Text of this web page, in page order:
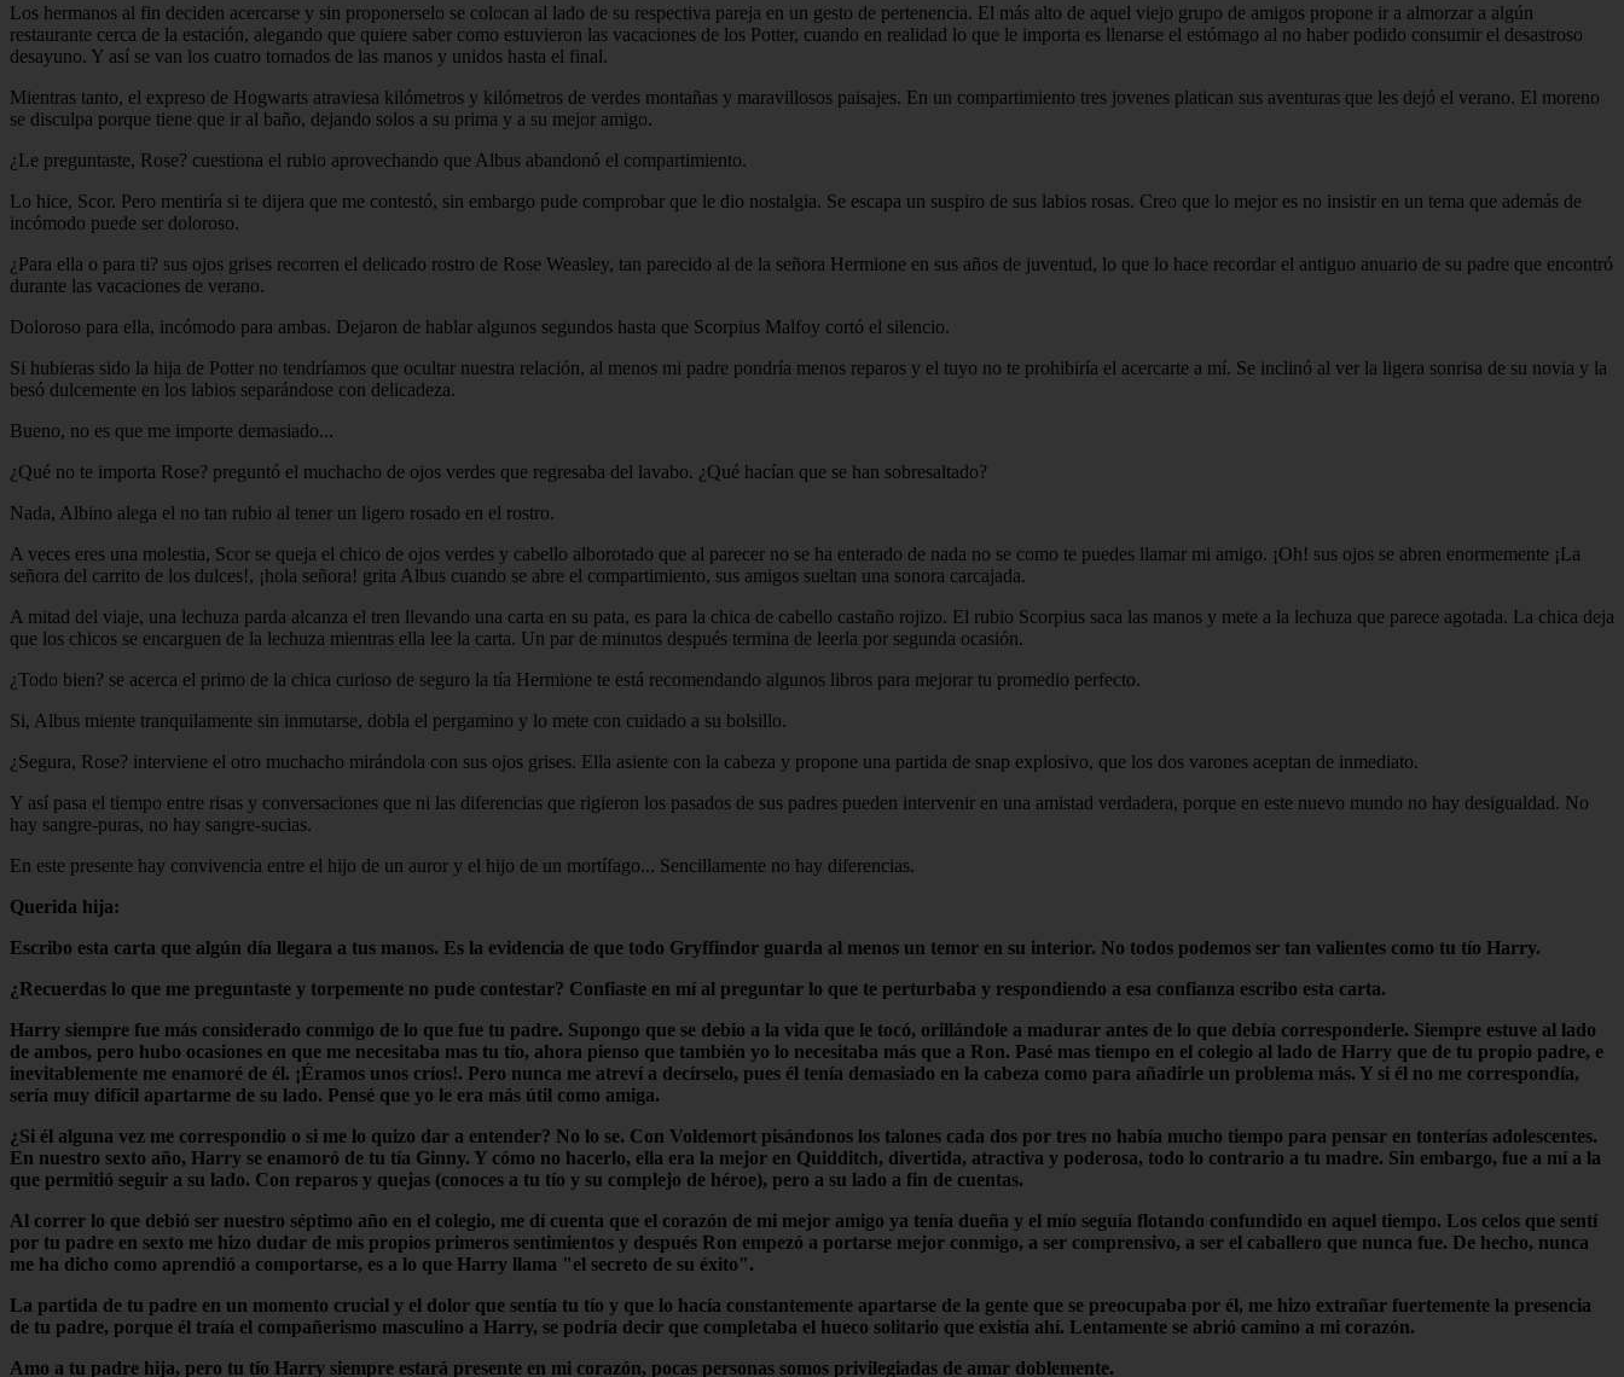
Los hermanos al fin deciden acercarse y sin proponerselo se colocan al lado de su respectiva pareja en un gesto de pertenencia. El más alto de aquel viejo grupo de amigos propone ir a almorzar a algún
restaurante cerca de la estación, alegando que quiere saber como estuvieron las vacaciones de los Potter, cuando en realidad lo que le importa es llenarse el estómago al no haber podido consumir el desastroso
desayuno. Y así se van los cuatro tomados de las manos y unidos hasta el final.
Mientras tanto, el expreso de Hogwarts atraviesa kilómetros y kilómetros de verdes montañas y maravillosos paisajes. En un compartimiento tres jovenes platican sus aventuras que les dejó el verano. El moreno
se disculpa porque tiene que ir al baño, dejando solos a su prima y a su mejor amigo.
¿Le preguntaste, Rose? cuestiona el rubio aprovechando que Albus abandonó el compartimiento.
Lo hice, Scor. Pero mentiría si te dijera que me contestó, sin embargo pude comprobar que le dio nostalgia. Se escapa un suspiro de sus labios rosas. Creo que lo mejor es no insistir en un tema que además de
incómodo puede ser doloroso.
¿Para ella o para ti? sus ojos grises recorren el delicado rostro de Rose Weasley, tan parecido al de la señora Hermione en sus años de juventud, lo que lo hace recordar el antiguo anuario de su padre que encontró
durante las vacaciones de verano.
Doloroso para ella, incómodo para ambas. Dejaron de hablar algunos segundos hasta que Scorpius Malfoy cortó el silencio.
Si hubieras sido la hija de Potter no tendríamos que ocultar nuestra relación, al menos mi padre pondría menos reparos y el tuyo no te prohibiría el acercarte a mí. Se inclinó al ver la ligera sonrisa de su novia y la
besó dulcemente en los labios separándose con delicadeza.
Bueno, no es que me importe demasiado...
¿Qué no te importa Rose? preguntó el muchacho de ojos verdes que regresaba del lavabo. ¿Qué hacían que se han sobresaltado?
Nada, Albino alega el no tan rubio al tener un ligero rosado en el rostro.
A veces eres una molestia, Scor se queja el chico de ojos verdes y cabello alborotado que al parecer no se ha enterado de nada no se como te puedes llamar mi amigo. ¡Oh! sus ojos se abren enormemente ¡La
señora del carrito de los dulces!, ¡hola señora! grita Albus cuando se abre el compartimiento, sus amigos sueltan una sonora carcajada.
A mitad del viaje, una lechuza parda alcanza el tren llevando una carta en su pata, es para la chica de cabello castaño rojizo. El rubio Scorpius saca las manos y mete a la lechuza que parece agotada. La chica deja
que los chicos se encarguen de la lechuza mientras ella lee la carta. Un par de minutos después termina de leerla por segunda ocasión.
¿Todo bien? se acerca el primo de la chica curioso de seguro la tía Hermione te está recomendando algunos libros para mejorar tu promedio perfecto.
Si, Albus miente tranquilamente sin inmutarse, dobla el pergamino y lo mete con cuidado a su bolsillo.
¿Segura, Rose? interviene el otro muchacho mirándola con sus ojos grises. Ella asiente con la cabeza y propone una partida de snap explosivo, que los dos varones aceptan de inmediato.
Y así pasa el tiempo entre risas y conversaciones que ni las diferencias que rigieron los pasados de sus padres pueden intervenir en una amistad verdadera, porque en este nuevo mundo no hay desigualdad. No
hay sangre-puras, no hay sangre-sucias.
En este presente hay convivencia entre el hijo de un auror y el hijo de un mortífago... Sencillamente no hay diferencias.
Querida hija:
Escribo esta carta que algún día llegara a tus manos. Es la evidencia de que todo Gryffindor guarda al menos un temor en su interior. No todos podemos ser tan valientes como tu tío Harry.
¿Recuerdas lo que me preguntaste y torpemente no pude contestar? Confiaste en mí al preguntar lo que te perturbaba y respondiendo a esa confianza escribo esta carta.
Harry siempre fue más considerado conmigo de lo que fue tu padre. Supongo que se debio a la vida que le tocó, orillándole a madurar antes de lo que debía corresponderle. Siempre estuve al lado
de ambos, pero hubo ocasiones en que me necesitaba mas tu tío, ahora pienso que también yo lo necesitaba más que a Ron. Pasé mas tiempo en el colegio al lado de Harry que de tu propio padre, e
inevitablemente me enamoré de él. ¡Éramos unos críos!. Pero nunca me atreví a decírselo, pues él tenía demasiado en la cabeza como para añadirle un problema más. Y si él no me correspondía,
sería muy difícil apartarme de su lado. Pensé que yo le era más útil como amiga.
¿Si él alguna vez me correspondio o si me lo quizo dar a entender? No lo se. Con Voldemort pisándonos los talones cada dos por tres no había mucho tiempo para pensar en tonterías adolescentes.
En nuestro sexto año, Harry se enamoró de tu tía Ginny. Y cómo no hacerlo, ella era la mejor en Quidditch, divertida, atractiva y poderosa, todo lo contrario a tu madre. Sin embargo, fue a mí a la
que permitió seguir a su lado. Con reparos y quejas (conoces a tu tío y su complejo de héroe), pero a su lado a fin de cuentas.
Al correr lo que debió ser nuestro séptimo año en el colegio, me dí cuenta que el corazón de mi mejor amigo ya tenía dueña y el mío seguía flotando confundido en aquel tiempo. Los celos que sentí
por tu padre en sexto me hizo dudar de mis propios primeros sentimientos y después Ron empezó a portarse mejor conmigo, a ser comprensivo, a ser el caballero que nunca fue. De hecho, nunca
me ha dicho como aprendió a comportarse, es a lo que Harry llama "el secreto de su éxito".
La partida de tu padre en un momento crucial y el dolor que sentía tu tío y que lo hacía constantemente apartarse de la gente que se preocupaba por él, me hizo extrañar fuertemente la presencia
de tu padre, porque él traía el compañerismo masculino a Harry, se podría decir que completaba el hueco solitario que existía ahí. Lentamente se abrió camino a mi corazón.
Amo a tu padre hija, pero tu tío Harry siempre estará presente en mi corazón, pocas personas somos privilegiadas de amar doblemente.